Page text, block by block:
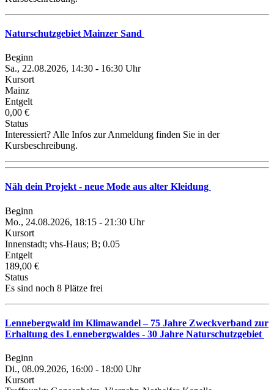
Naturschutzgebiet Mainzer Sand
Beginn
Sa., 22.08.2026, 14:30 - 16:30 Uhr
Kursort
Mainz
Entgelt
0,00 €
Status
Interessiert? Alle Infos zur Anmeldung finden Sie in der
Kursbeschreibung.
Näh dein Projekt - neue Mode aus alter Kleidung
Beginn
Mo., 24.08.2026, 18:15 - 21:30 Uhr
Kursort
Innenstadt; vhs-Haus; B; 0.05
Entgelt
189,00 €
Status
Es sind noch 8 Plätze frei
Lennebergwald im Klimawandel – 75 Jahre Zweckverband zur
Erhaltung des Lennebergwaldes - 30 Jahre Naturschutzgebiet
Beginn
Di., 08.09.2026, 16:00 - 18:00 Uhr
Kursort